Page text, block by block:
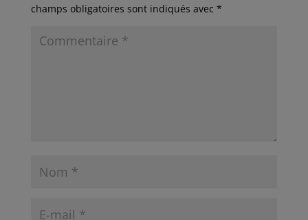
champs obligatoires sont indiqués avec *